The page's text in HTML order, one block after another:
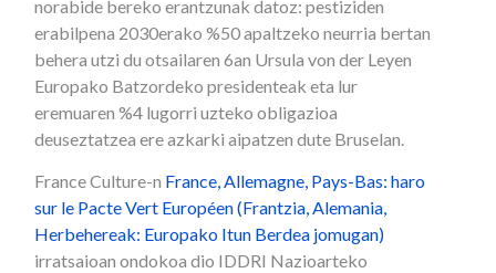
norabide bereko erantzunak datoz: pestiziden
erabilpena 2030erako %50 apaltzeko neurria bertan
behera utzi du otsailaren 6an Ursula von der Leyen
Europako Batzordeko presidenteak eta lur
eremuaren %4 lugorri uzteko obligazioa
deuseztatzea ere azkarki aipatzen dute Bruselan.
France Culture-n France, Allemagne, Pays-Bas: haro
sur le Pacte Vert Européen (Frantzia, Alemania,
Herbehereak: Europako Itun Berdea jomugan)
irratsaioan ondokoa dio IDDRI Nazioarteko